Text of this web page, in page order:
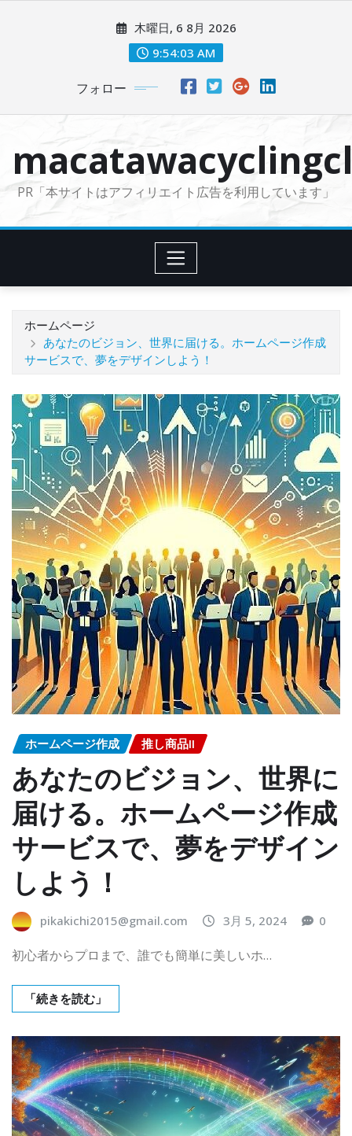
に
木曜日, 6 8月 2026
9:54:05 AM
フォロー
PR「本サイトはアフィリエイト広告を利用しています」
ホームページ
あなたのビジョン、世界に届ける。ホームページ作成
サービスで、夢をデザインしよう！
ホームページ作成 推し商品II
あなたのビジョン、世界に
届ける。ホームページ作成
サービスで、夢をデザイン
しよう！
pikakichi2015@gmail.com 3月 5, 2024 0
初心者からプロまで、誰でも簡単に美しいホ…
「続きを読む」